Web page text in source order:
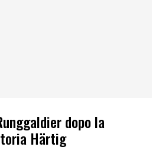
dopo la
Härtig